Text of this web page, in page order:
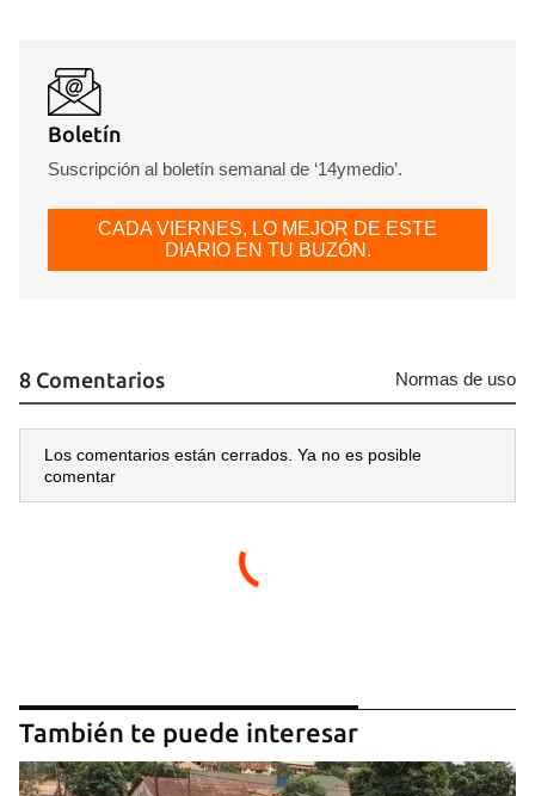
Boletín
Suscripción al boletín semanal de ‘14ymedio’.
CADA VIERNES, LO MEJOR DE ESTE
DIARIO EN TU BUZÓN.
8 Comentarios Normas de uso
Los comentarios están cerrados. Ya no es posible
comentar
También te puede interesar